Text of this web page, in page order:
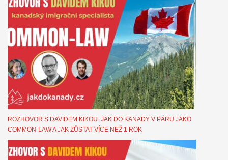
ROZHOVOR S DAVIDEM KIKOU: JAK DO KANADY V PÁRU JAKO
COMMON-LAW A JAK ZŮSTAT VÍCE NEŽ 1 ROK